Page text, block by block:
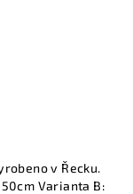
v Řecku.
Varianta B: